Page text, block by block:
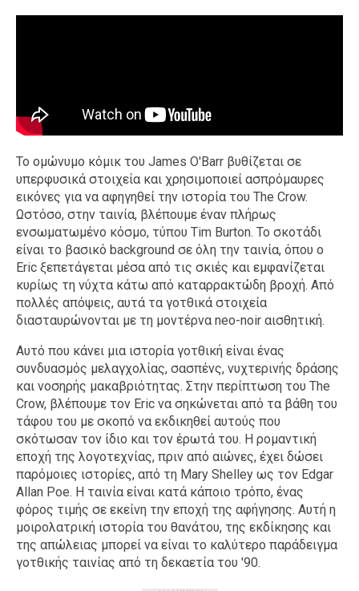
Το ομώνυμο κόμικ του James O'Barr βυθίζεται σε
υπερφυσικά στοιχεία και χρησιμοποιεί ασπρόμαυρες
εικόνες για να αφηγηθεί την ιστορία του The Crow.
Ωστόσο, στην ταινία, βλέπουμε έναν πλήρως
ενσωματωμένο κόσμο, τύπου Tim Burton. Το σκοτάδι
είναι το βασικό background σε όλη την ταινία, όπου ο
Eric ξεπετάγεται μέσα από τις σκιές και εμφανίζεται
κυρίως τη νύχτα κάτω από καταρρακτώδη βροχή. Από
πολλές απόψεις, αυτά τα γοτθικά στοιχεία
διασταυρώνονται με τη μοντέρνα neo-noir αισθητική.
Αυτό που κάνει μια ιστορία γοτθική είναι ένας
συνδυασμός μελαγχολίας, σασπένς, νυχτερινής δράσης
και νοσηρής μακαβριότητας. Στην περίπτωση του The
Crow, βλέπουμε τον Eric να σηκώνεται από τα βάθη του
τάφου του με σκοπό να εκδικηθεί αυτούς που
σκότωσαν τον ίδιο και τον έρωτά του. Η ρομαντική
εποχή της λογοτεχνίας, πριν από αιώνες, έχει δώσει
παρόμοιες ιστορίες, από τη Mary Shelley ως τον Edgar
Allan Poe. Η ταινία είναι κατά κάποιο τρόπο, ένας
φόρος τιμής σε εκείνη την εποχή της αφήγησης. Αυτή η
μοιρολατρική ιστορία του θανάτου, της εκδίκησης και
της απώλειας μπορεί να είναι το καλύτερο παράδειγμα
γοτθικής ταινίας από τη δεκαετία του '90.